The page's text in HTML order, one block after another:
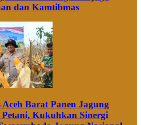
dan Kamtibmas
Barat Panen Jagung
Petani, Kukuhkan Sinergi